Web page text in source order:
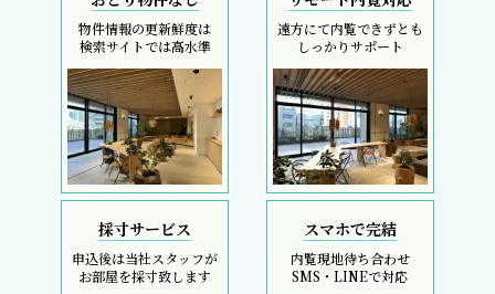
物件情報の更新鮮度は
検索サイトでは高水準
遠方にて内覧できずとも
しっかりサポート
採寸サービス
申込後は当社スタッフが
お部屋を採寸致します
スマホで完結
内覧現地待ち合わせ
SMS・LINEで対応